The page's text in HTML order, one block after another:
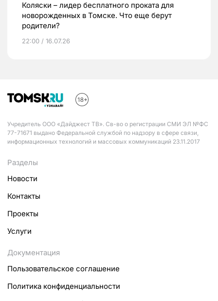
Коляски – лидер бесплатного проката для
новорожденных в Томске. Что еще берут
родители?
22:00 / 16.07.26
Учредитель ООО «Дайджест ТВ». Св-во о регистрации СМИ ЭЛ №ФС
77-71671 выдано Федеральной службой по надзору в сфере связи,
информационных технологий и массовых коммуникаций 23.11.2017
Разделы
Новости
Контакты
Проекты
Услуги
Документация
Пользовательское соглашение
Политика конфиденциальности